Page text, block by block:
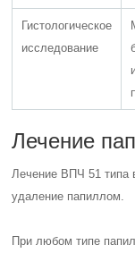
Гистологическое
исследование
Лечение
Лечение ВПЧ 51 типа
удаление папиллом.
При любом типе